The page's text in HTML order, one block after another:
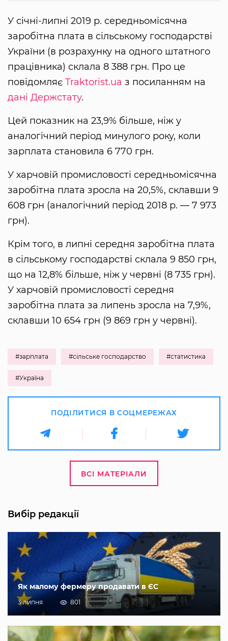
У січні-липні 2019 р. середньомісячна
заробітна плата в сільському господарстві
України (в розрахунку на одного штатного
працівника) склала 8 388 грн. Про це
повідомляє Traktorist.ua з посиланням на
дані Держстату.
Цей показник на 23,9% більше, ніж у
аналогічний період минулого року, коли
зарплата становила 6 770 грн.
У харчовій промисловості середньомісячна
заробітна плата зросла на 20,5%, склавши 9
608 грн (аналогічний період 2018 р. — 7 973
грн).
Крім того, в липні середня заробітна плата
в сільському господарстві склала 9 850 грн,
що на 12,8% більше, ніж у червні (8 735 грн).
У харчовій промисловості середня
заробітна плата за липень зросла на 7,9%,
склавши 10 654 грн (9 869 грн у червні).
#зарплата #сільське господарство #статистика
#Україна
ПОДІЛИТИСЯ В СОЦМЕРЕЖАХ
ВСІ МАТЕРІАЛИ
Вибір редакції
Як малому фермеру продавати в ЄС
3 липня 801